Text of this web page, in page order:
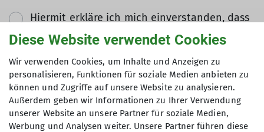
Hiermit erkläre ich mich einverstanden, dass
meine in das Kontaktformular eingegebenen
Daten elektronisch gesichert und zum Zweck
der Kontaktaufnahme verarbeitet und
genutzt werden. Mir ist bekannt, dass ich
meine Einwilligung jederzeit wiederrufen
kann. *
Diese Website verwendet Cookies
Wir verwenden Cookies, um Inhalte und Anzeigen zu
personalisieren, Funktionen für soziale Medien anbieten zu
können und Zugriffe auf unsere Website zu analysieren.
Außerdem geben wir Informationen zu Ihrer Verwendung
unserer Website an unsere Partner für soziale Medien,
Werbung und Analysen weiter. Unsere Partner führen diese